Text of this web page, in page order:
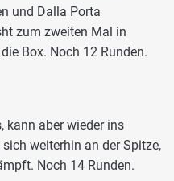
und Dalla Porta
zum zweiten Mal in
Box. Noch 12 Runden.
kann aber wieder ins
weiterhin an der Spitze,
Noch 14 Runden.